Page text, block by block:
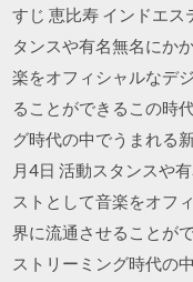
すじ 恵比寿 インドエ
タンスや有名無名にか
楽をオフィシャルなデ
ることができるこの時
グ時代の中でうまれる
月4日 活動スタンスや
ストとして音楽をオフ
界に流通させることが
ストリーミング時代の